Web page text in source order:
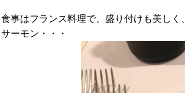
食事はフランス料理で、盛り付けも美し
サーモン・・・